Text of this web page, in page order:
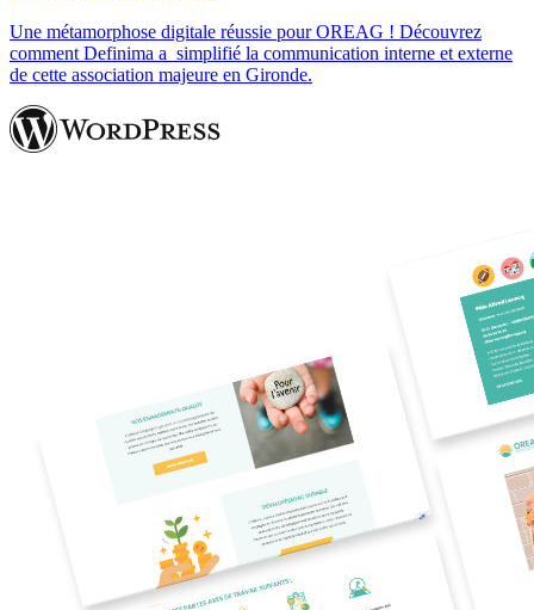
Une métamorphose digitale réussie pour OREAG ! Découvrez
comment Definima a simplifié la communication interne et externe
de cette association majeure en Gironde.